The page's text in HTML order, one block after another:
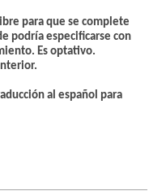
para que se complete
podría especificarse con
Es optativo.
al español para